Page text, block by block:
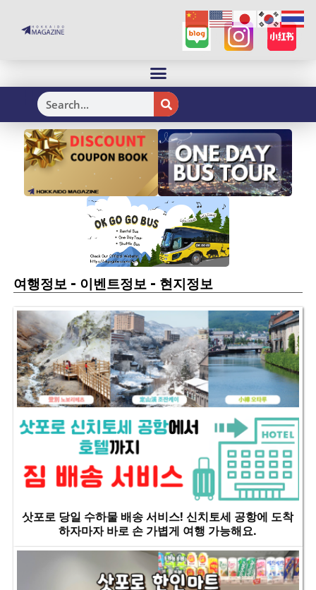
H
여행정보- 이벤트정보- 현지정보
삿포로 당일 수하물 배송 서비스! 신치토세 공항에 도착
하자마자 바로 손 가볍게 여행 가능해요.